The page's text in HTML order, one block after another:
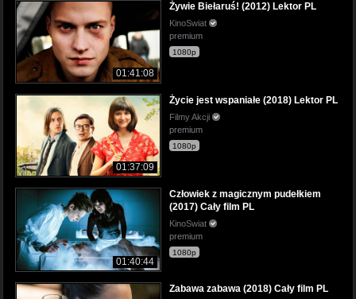
01:41:08
Żywie Biełaruś! (2012) Lektor PL
KinoSwiat
premium
1080p
01:37:09
Życie jest wspaniałe (2018) Lektor PL
Filmy Akcji
premium
1080p
01:40:44
Człowiek z magicznym pudełkiem
(2017) Cały film PL
KinoSwiat
premium
1080p
Zabawa zabawa (2018) Cały film PL